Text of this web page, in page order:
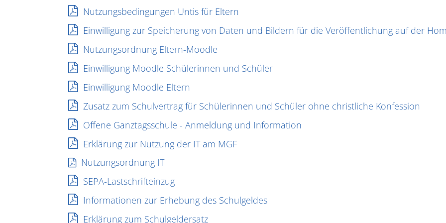
Nutzungsbedingungen Untis für Eltern
Einwilligung zur Speicherung von Daten und Bildern für die Veröffentlichung auf der
Nutzungsordnung Eltern-Moodle
Einwilligung Moodle Schülerinnen und Schüler
Einwilligung Moodle Eltern
Zusatz zum Schulvertrag für Schülerinnen und Schüler ohne christliche Konfession
Offene Ganztagsschule - Anmeldung und Information
Erklärung zur Nutzung der IT am MGF
Nutzungsordnung IT
SEPA-Lastschrifteinzug
Informationen zur Erhebung des Schulgeldes
Erklärung zum Schulgeldersatz